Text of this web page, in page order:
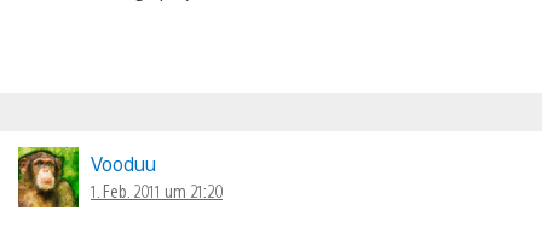
Vooduu
1. Feb. 2011 um 21:20